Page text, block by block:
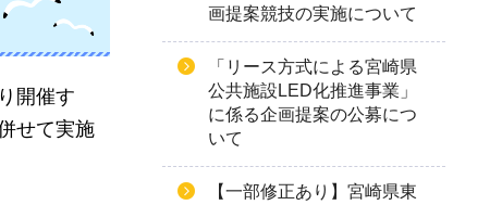
開催す
せて実施
画提案競技の実施について
「リース方式による宮崎県
公共施設LED化推進事業」
に係る企画提案の公募につ
いて
【一部修正あり】宮崎県東